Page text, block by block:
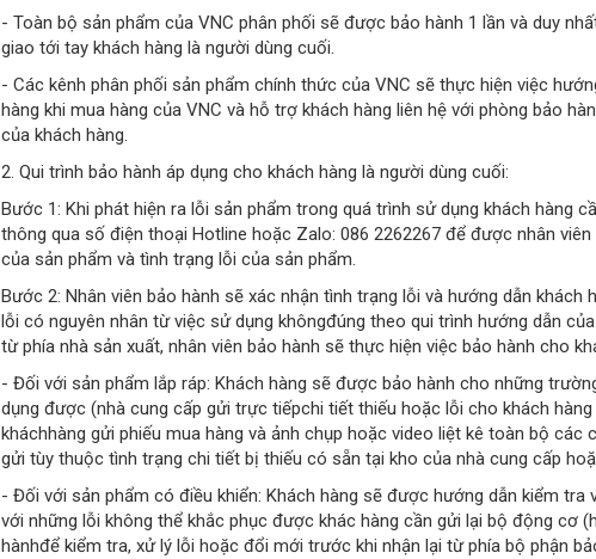
- Toàn bộ sản phẩm của VNC phân phối sẽ được bảo hành 1 lần và duy
giao tới tay khách hàng là người dùng cuối.
- Các kênh phân phối sản phẩm chính thức của VNC sẽ thực hiện việc
hàng khi mua hàng của VNC và hỗ trợ khách hàng liên hệ với phòng bảo
của khách hàng.
2. Qui trình bảo hành áp dụng cho khách hàng là người dùng cuối:
Bước 1: Khi phát hiện ra lỗi sản phẩm trong quá trình sử dụng khách hàng
thông qua số điện thoại Hotline hoặc Zalo: 086 2262267 để được nhân
của sản phẩm và tình trạng lỗi của sản phẩm.
Bước 2: Nhân viên bảo hành sẽ xác nhận tình trạng lỗi và hướng dẫn
lỗi có nguyên nhân từ việc sử dụng khôngđúng theo qui trình hướng dẫn
từ phía nhà sản xuất, nhân viên bảo hành sẽ thực hiện việc bảo hành cho
- Đối với sản phẩm lắp ráp: Khách hàng sẽ được bảo hành cho những
dụng được (nhà cung cấp gửi trực tiếpchi tiết thiếu hoặc lỗi cho khách
kháchhàng gửi phiếu mua hàng và ảnh chụp hoặc video liệt kê toàn bộ
gửi tùy thuộc tình trạng chi tiết bị thiếu có sẵn tại kho của nhà cung cấp
- Đối với sản phẩm có điều khiển: Khách hàng sẽ được hướng dẫn kiểm tra
với những lỗi không thể khắc phục được khác hàng cần gửi lại bộ động cơ
hànhđể kiểm tra, xử lý lỗi hoặc đổi mới trước khi nhận lại từ phía bộ phận